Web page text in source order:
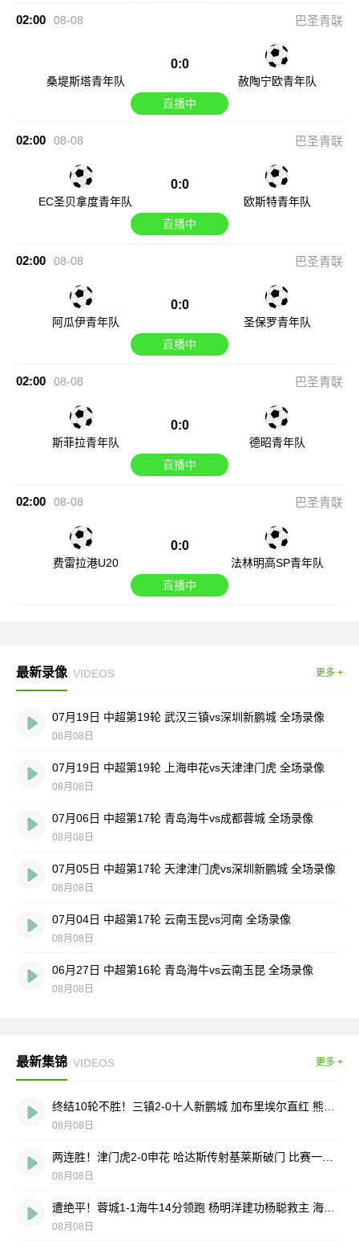
02:00 08-08 巴圣青联
桑堤斯塔青年队
0:0
赦陶宁欧青年队
直播中
02:00 08-08 巴圣青联
EC圣贝拿度青年队
0:0
欧斯特青年队
直播中
02:00 08-08 巴圣青联
阿瓜伊青年队
0:0
圣保罗青年队
直播中
02:00 08-08 巴圣青联
斯菲拉青年队
0:0
德昭青年队
直播中
02:00 08-08 巴圣青联
费雷拉港U20
0:0
法林明高SP青年队
直播中
最新录像 VIDEOS 更多 +
07月19日 中超第19轮 武汉三镇vs深圳新鹏城 全场录像
08月08日
07月19日 中超第19轮 上海申花vs天津津门虎 全场录像
08月08日
07月06日 中超第17轮 青岛海牛vs成都蓉城 全场录像
08月08日
07月05日 中超第17轮 天津津门虎vs深圳新鹏城 全场录像
08月08日
07月04日 中超第17轮 云南玉昆vs河南 全场录像
08月08日
06月27日 中超第16轮 青岛海牛vs云南玉昆 全场录像
08月08日
最新集锦 VIDEOS 更多 +
08月08日
08月08日
08月08日